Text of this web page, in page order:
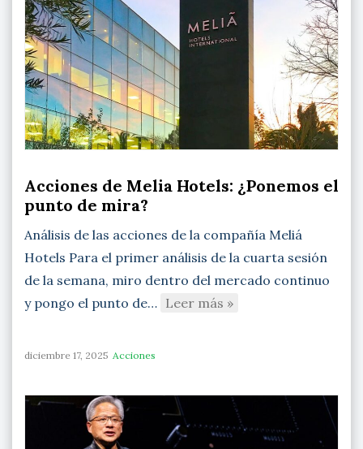
Acciones de Melia Hotels: ¿Ponemos el
punto de mira?
Análisis de las acciones de la compañía Meliá
Hotels Para el primer análisis de la cuarta sesión
de la semana, miro dentro del mercado continuo
y pongo el punto de… Leer más »
diciembre 17, 2025 Acciones